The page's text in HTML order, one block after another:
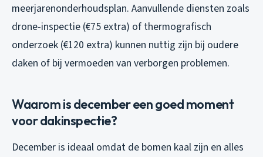
meerjarenonderhoudsplan. Aanvullende diensten zoals
drone-inspectie (€75 extra) of thermografisch
onderzoek (€120 extra) kunnen nuttig zijn bij oudere
daken of bij vermoeden van verborgen problemen.
Waarom is december een goed moment
voor dakinspectie?
December is ideaal omdat de bomen kaal zijn en alles